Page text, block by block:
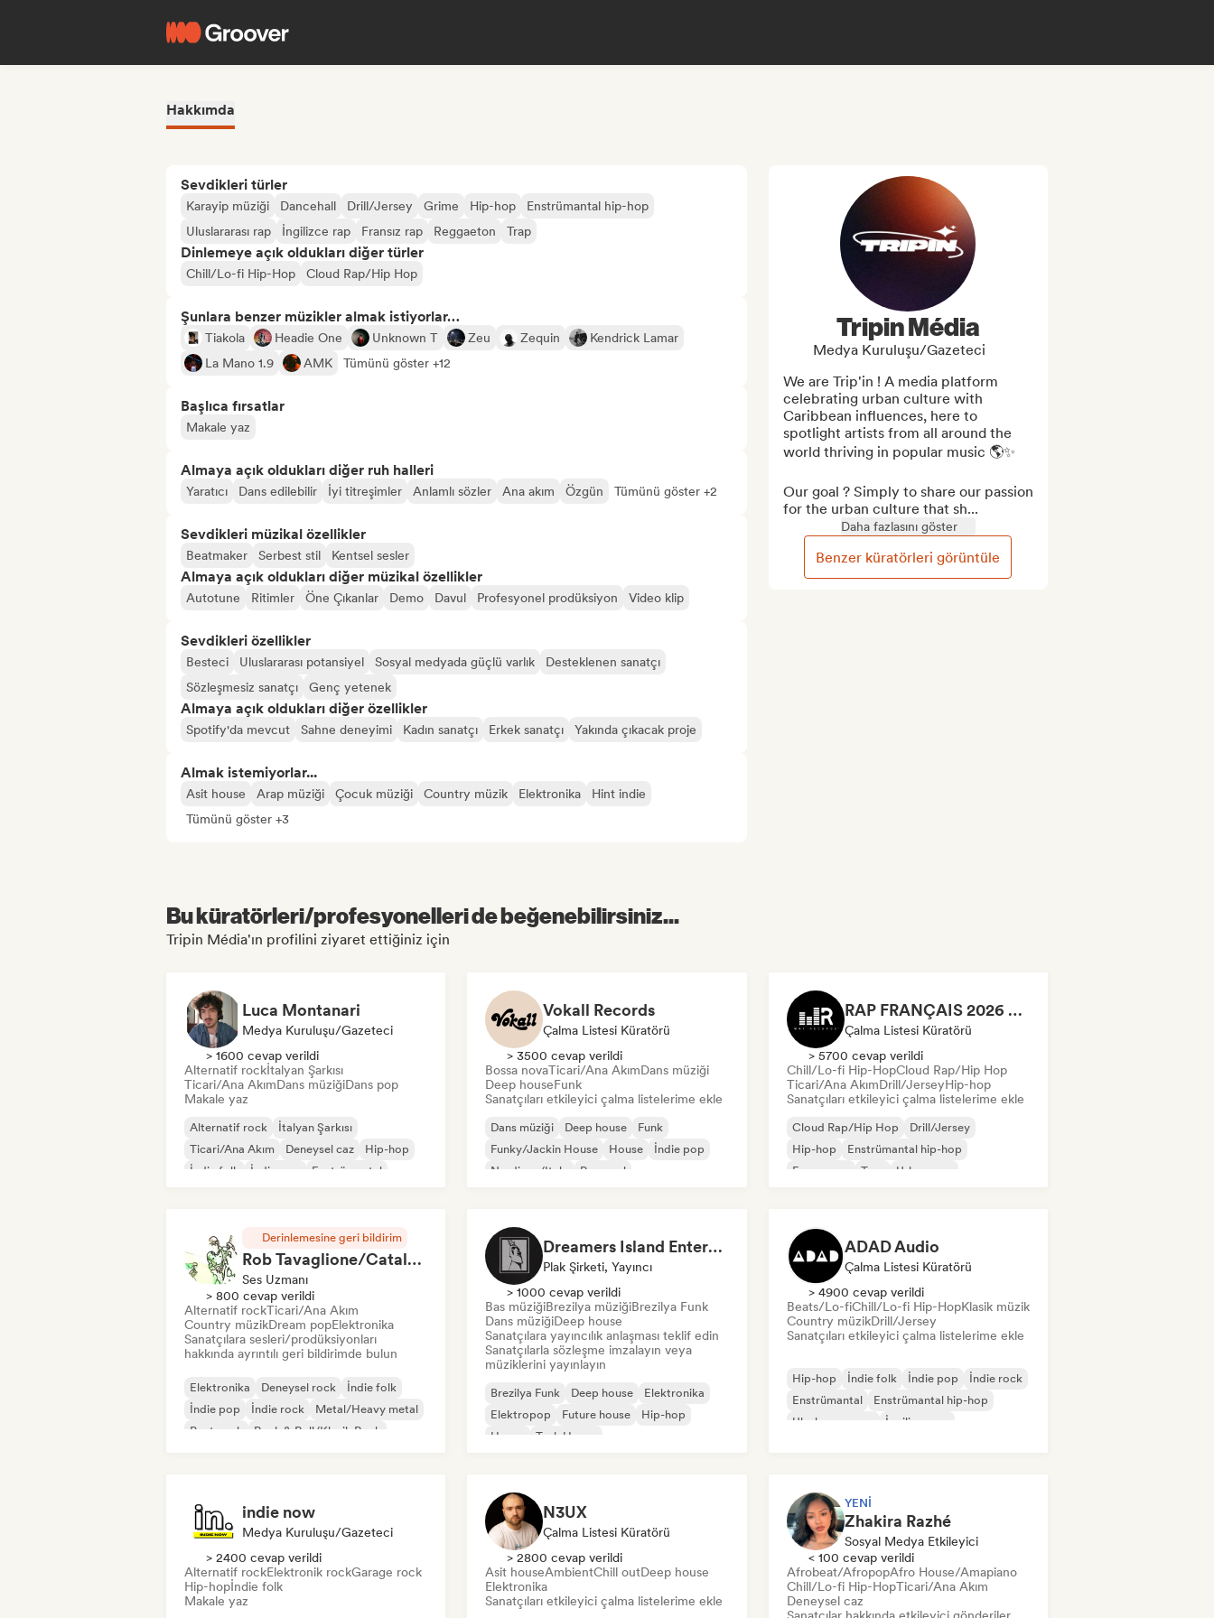
Hakkımda
Sevdikleri türler
Karayip müziği Dancehall Drill/Jersey Grime Hip-hop
Enstrümantal hip-hop
Uluslararası rap
İngilizce rap Fransız rap Reggaeton Trap
Dinlemeye açık oldukları diğer türler
Chill/Lo-fi Hip-Hop Cloud Rap/Hip Hop
Şunlara benzer müzikler almak istiyorlar…
Tiakola Headie One Unknown T Zeu Zequin
Kendrick Lamar
La Mano 1.9
AMK Tümünü göster +12
Başlıca fırsatlar
Makale yaz
Almaya açık oldukları diğer ruh halleri
Yaratıcı Dans edilebilir İyi titreşimler Anlamlı sözler Ana akım Özgün Tümünü göster +2
Sevdikleri müzikal özellikler
Beatmaker Serbest stil Kentsel sesler
Almaya açık oldukları diğer müzikal özellikler
Autotune Ritimler Öne Çıkanlar Demo Davul Profesyonel prodüksiyon Video klip
Sevdikleri özellikler
Besteci Uluslararası potansiyel Sosyal medyada güçlü varlık
Desteklenen sanatçı
Sözleşmesiz sanatçı
Genç yetenek
Almaya açık oldukları diğer özellikler
Spotify'da mevcut Sahne deneyimi Kadın sanatçı Erkek sanatçı Yakında çıkacak proje
Almak istemiyorlar...
Asit house Arap müziği Çocuk müziği Country müzik Elektronika
Hint indie
Tümünü göster +3
Tripin Média
Medya Kuruluşu/Gazeteci
We are Trip'in ! A media platform
celebrating urban culture with
Caribbean influences, here to
spotlight artists from all around the
world thriving in popular music 🌎✨
Our goal ? Simply to share our passion
for the urban culture that sh...
Daha fazlasını göster
Benzer küratörleri görüntüle
Bu küratörleri/profesyonelleri de beğenebilirsiniz...
Tripin Média'ın profilini ziyaret ettiğiniz için
Luca Montanari
Medya Kuruluşu/Gazeteci
> 1600 cevap verildi
Alternatif rockİtalyan Şarkısı
Ticari/Ana AkımDans müziğiDans pop
Makale yaz
Alternatif rock
İtalyan Şarkısı
Ticari/Ana Akım
Deneysel caz
Hip-hop
İndie folk
İndie pop Enstrümantal
Vokall Records
Çalma Listesi Küratörü
> 3500 cevap verildi
Bossa novaTicari/Ana AkımDans müziği
Deep houseFunk
Sanatçıları etkileyici çalma listelerime ekle
Dans müziği Deep house
Funk
Funky/Jackin House
House
İndie pop
Nu-disco/Italo
Pop soul
RAP FRANÇAIS 2026 🔥🇫🇷 (Way Records)
Çalma Listesi Küratörü
> 5700 cevap verildi
Chill/Lo-fi Hip-HopCloud Rap/Hip Hop
Ticari/Ana AkımDrill/JerseyHip-hop
Sanatçıları etkileyici çalma listelerime ekle
Cloud Rap/Hip Hop
Drill/Jersey
Hip-hop
Enstrümantal hip-hop
Fransız rap
Trap
Urban pop
Derinlemesine geri bildirim
Rob Tavaglione/Catalyst Recording
Ses Uzmanı
> 800 cevap verildi
Alternatif rockTicari/Ana Akım
Country müzikDream popElektronika
Sanatçılara sesleri/prodüksiyonları
hakkında ayrıntılı geri bildirimde bulun
Elektronika Deneysel rock
İndie folk
İndie pop
İndie rock
Metal/Heavy metal
Post punk
Rock & Roll/Klasik Rock
Dreamers Island Entertainment
Plak Şirketi, Yayıncı
> 1000 cevap verildi
Bas müziğiBrezilya müziğiBrezilya Funk
Dans müziğiDeep house
Sanatçılara yayıncılık anlaşması teklif edin
Sanatçılarla sözleşme imzalayın veya
müziklerini yayınlayın
Brezilya Funk Deep house
Elektronika
Elektropop
Future house
Hip-hop
House
Tech House
ADAD Audio
Çalma Listesi Küratörü
> 4900 cevap verildi
Beats/Lo-fiChill/Lo-fi Hip-HopKlasik müzik
Country müzikDrill/Jersey
Sanatçıları etkileyici çalma listelerime ekle
Hip-hop İndie folk İndie pop
İndie rock
Enstrümantal
Enstrümantal hip-hop
Uluslararası rap
İngilizce rap
indie now
Medya Kuruluşu/Gazeteci
> 2400 cevap verildi
Alternatif rockElektronik rockGarage rock
Hip-hopİndie folk
Makale yaz
N3UX
Çalma Listesi Küratörü
> 2800 cevap verildi
Asit houseAmbientChill outDeep house
Elektronika
Sanatçıları etkileyici çalma listelerime ekle
YENI
Zhakira Razhé
Sosyal Medya Etkileyici
< 100 cevap verildi
Afrobeat/AfropopAfro House/Amapiano
Chill/Lo-fi Hip-HopTicari/Ana Akım
Deneysel caz